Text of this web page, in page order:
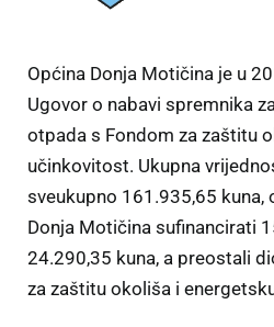
Općina Donja Motičina je u
Ugovor o nabavi spremnika
otpada s Fondom za zaštitu
učinkovitost. Ukupna
sveukupno 161.935,65 kuna,
Donja Motičina sufinancirati
24.290,35 kuna, a preostali
za zaštitu okoliša i